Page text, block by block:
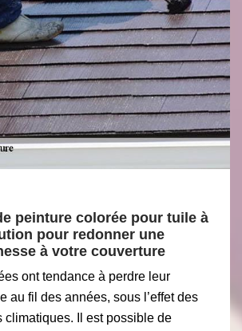
peinture colorée pour tuile à
pour redonner une
à votre couverture
ont tendance à perdre leur
au fil des années, sous l’effet des
climatiques. Il est possible de